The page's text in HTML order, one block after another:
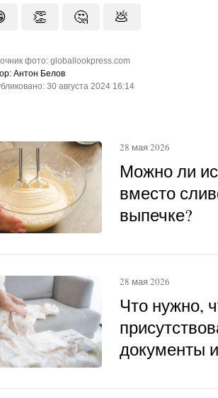
👏 🤔 💩
фото: globallookpress.com
Антон Белов
30 августа 2024 16:14
Можно ли
вместо
выпечке?
28 мая 2026
Что нужно,
документы
28 мая 2026